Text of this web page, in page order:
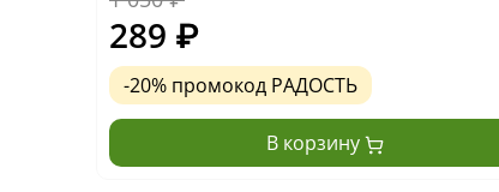
289 ₽
-20% промокод РАДОСТЬ
В корзину